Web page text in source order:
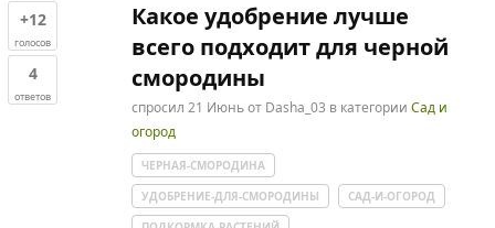
+12
голосов
4
ответов
Какое удобрение лучше
всего подходит для черной
смородины
спросил 21 Июнь от Dasha_03 в категории Сад и
огород
ЧЕРНАЯ-СМОРОДИНА
УДОБРЕНИЕ-ДЛЯ-СМОРОДИНЫ
САД-И-ОГОРОД